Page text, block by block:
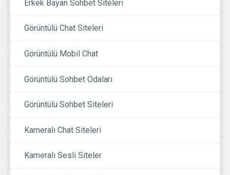
Erkek Bayan Sohbet Siteleri
Görüntülü Chat Siteleri
Görüntülü Mobil Chat
Görüntülü Sohbet Odaları
Görüntülü Sohbet Siteleri
Kameralı Chat Siteleri
Kameralı Sesli Siteler